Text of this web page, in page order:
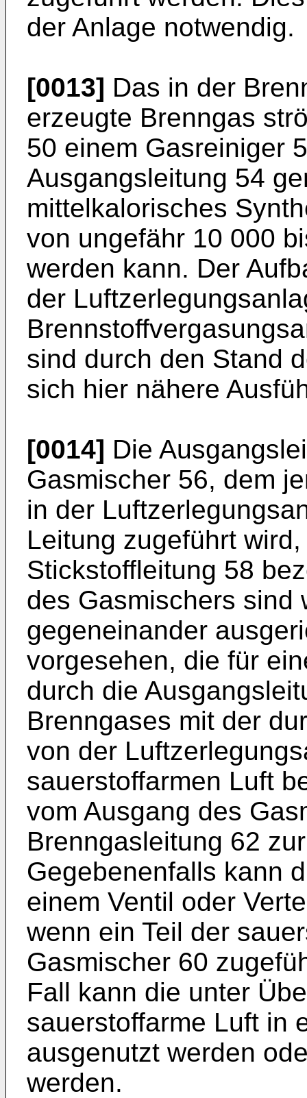
der Anlage notwendig.
[0013] Das in der
erzeugte Brenngas
50 einem Gasreiniger
Ausgangsleitung 54
mittelkalorisches
von ungefähr 10 000
werden kann. Der
der
sind durch den Stand
sich hier nähere
[0014] Die
Gasmischer 56, dem
in der
Leitung zugeführt
Stickstoffleitung 58
des Gasmischers sind
gegeneinander
vorgesehen, die für
durch die
Brenngases mit der
von der
sauerstoffarmen Luft
vom Ausgang des
Brenngasleitung 62
Gegebenenfalls kann
einem Ventil oder
wenn ein Teil der
Gasmischer 60
Fall kann die unter
sauerstoffarme Luft in
ausgenutzt werden
werden.